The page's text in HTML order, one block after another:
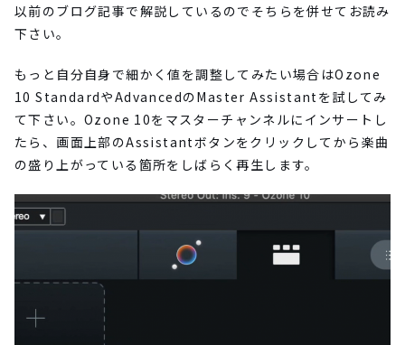
以前のブログ記事で解説しているのでそちらを併せてお読み
下さい。
もっと自分自身で細かく値を調整してみたい場合はOzone
10 StandardやAdvancedのMaster Assistantを試してみ
て下さい。Ozone 10をマスターチャンネルにインサートし
たら、画面上部のAssistantボタンをクリックしてから楽曲
の盛り上がっている箇所をしばらく再生します。